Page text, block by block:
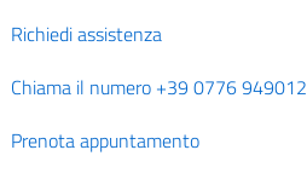
Richiedi assistenza
Chiama il numero +39 0776 949012
Prenota appuntamento